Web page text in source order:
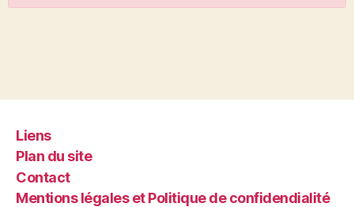
Liens
Plan du site
Contact
Mentions légales et Politique de confidendialité